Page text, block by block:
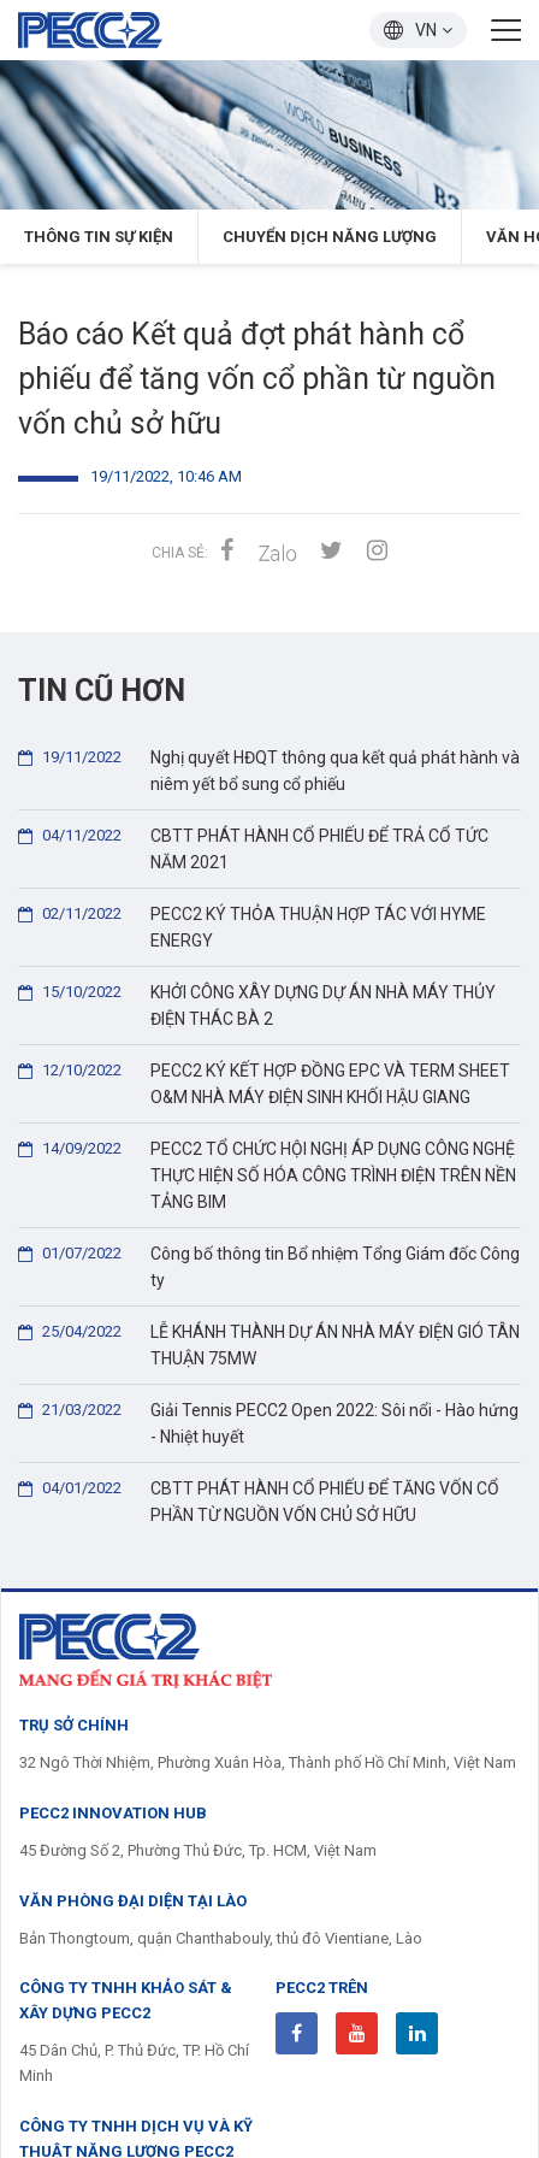
VN
THÔNG TIN SỰ KIỆN CHUYỂN DỊCH NĂNG LƯỢNG VĂN
Báo cáo Kết quả đợt phát hành cổ
phiếu để tăng vốn cổ phần từ nguồn
vốn chủ sở hữu
19/11/2022, 10:46 AM
CHIA SẺ:
TIN CŨ HƠN
Nghị quyết HĐQT thông qua kết quả phát hành và
niêm yết bổ sung cổ phiếu
19/11/2022
CBTT PHÁT HÀNH CỔ PHIẾU ĐỂ TRẢ CỔ TỨC
NĂM 2021
04/11/2022
PECC2 KÝ THỎA THUẬN HỢP TÁC VỚI HYME
ENERGY
02/11/2022
KHỞI CÔNG XÂY DỰNG DỰ ÁN NHÀ MÁY THỦY
ĐIỆN THÁC BÀ 2
15/10/2022
PECC2 KÝ KẾT HỢP ĐỒNG EPC VÀ TERM SHEET
O&M NHÀ MÁY ĐIỆN SINH KHỐI HẬU GIANG
12/10/2022
PECC2 TỔ CHỨC HỘI NGHỊ ÁP DỤNG CÔNG NGHỆ
THỰC HIỆN SỐ HÓA CÔNG TRÌNH ĐIỆN TRÊN NỀN
TẢNG BIM
14/09/2022
Công bố thông tin Bổ nhiệm Tổng Giám đốc Công
ty
01/07/2022
LỄ KHÁNH THÀNH DỰ ÁN NHÀ MÁY ĐIỆN GIÓ TÂN
THUẬN 75MW
25/04/2022
Giải Tennis PECC2 Open 2022: Sôi nổi - Hào hứng
- Nhiệt huyết
21/03/2022
CBTT PHÁT HÀNH CỔ PHIẾU ĐỂ TĂNG VỐN CỔ
PHẦN TỪ NGUỒN VỐN CHỦ SỞ HỮU
04/01/2022
TRỤ SỞ CHÍNH
32 Ngô Thời Nhiệm, Phường Xuân Hòa, Thành phố Hồ Chí Minh, Việt Nam
PECC2 INNOVATION HUB
45 Đường Số 2, Phường Thủ Đức, Tp. HCM, Việt Nam
VĂN PHÒNG ĐẠI DIỆN TẠI LÀO
Bản Thongtoum, quận Chanthabouly, thủ đô Vientiane, Lào
CÔNG TY TNHH KHẢO SÁT &
XÂY DỰNG PECC2
45 Dân Chủ, P. Thủ Đức, TP. Hồ Chí
Minh
CÔNG TY TNHH DỊCH VỤ VÀ KỸ
THUẬT NĂNG LƯỢNG PECC2
PECC2 TRÊN